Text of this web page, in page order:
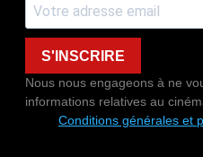
S'INSCRIRE
Nous nous engageons à ne
informations relatives au
Conditions générales et